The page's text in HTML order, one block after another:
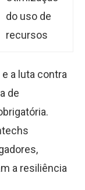
do uso de
recursos
e a luta contra
de
a resiliência